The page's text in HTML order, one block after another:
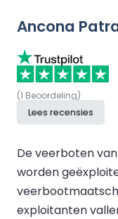
Ancona
(1 Beoordeling)
Lees recensies
De veerboten
worden
exploitanten